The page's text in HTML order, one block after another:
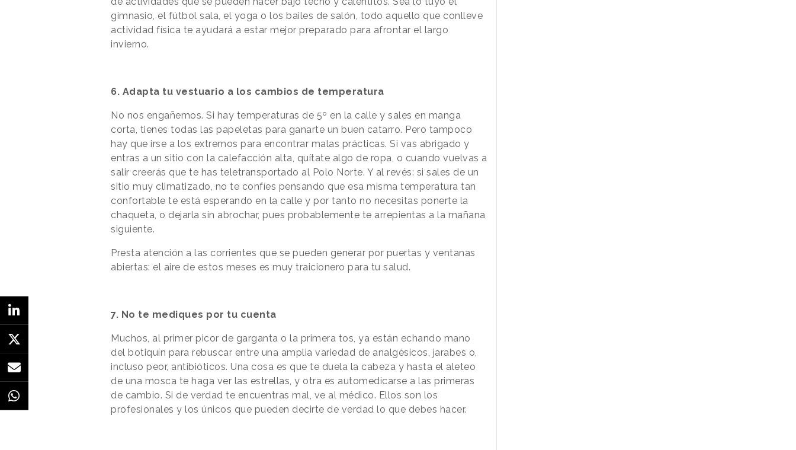
gimnasio, el fútbol sala, el yoga o los bailes de salón, todo aquello que conlleve
actividad física te ayudará a estar mejor preparado para afrontar el largo
invierno.
6. Adapta tu vestuario a los cambios de temperatura
No nos engañemos. Si hay temperaturas de 5º en la calle y sales en manga
corta, tienes todas las papeletas para ganarte un buen catarro. Pero tampoco
hay que irse a los extremos para encontrar malas prácticas. Si vas abrigado y
entras a un sitio con la calefacción alta, quítate algo de ropa, o cuando vuelvas a
salir creerás que te has teletransportado al Polo Norte. Y al revés: si sales de un
sitio muy climatizado, no te confíes pensando que esa misma temperatura tan
confortable te está esperando en la calle y por tanto no necesitas ponerte la
chaqueta, o dejarla sin abrochar, pues probablemente te arrepientas a la mañana
siguiente.
Presta atención a las corrientes que se pueden generar por puertas y ventanas
abiertas: el aire de estos meses es muy traicionero para tu salud.
7. No te mediques por tu cuenta
Muchos, al primer picor de garganta o la primera tos, ya están echando mano
del botiquín para rebuscar entre una amplia variedad de analgésicos, jarabes o,
incluso peor, antibióticos. Una cosa es que te duela la cabeza y hasta el aleteo
de una mosca te haga ver las estrellas, y otra es automedicarse a las primeras
de cambio. Si de verdad te encuentras mal, ve al médico. Ellos son los
profesionales y los únicos que pueden decirte de verdad lo que debes hacer.